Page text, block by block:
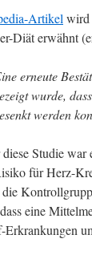
Artikel wird
Diät erwähnt
erneute
wurde,
werden
Studie war
für Herz-
eine